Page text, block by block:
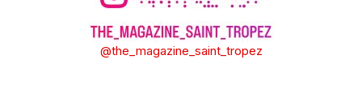
@the_magazine_saint_tropez